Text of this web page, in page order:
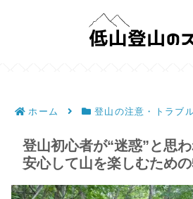
ホーム 登山の注意・トラブ
登山初心者が“迷惑”と思わ
安心して山を楽しむため